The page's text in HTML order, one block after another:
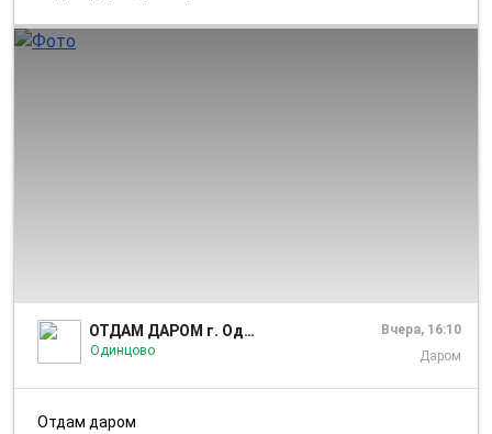
ОТДАМ ДАРОМ г. Одинцово
Одинцово
Вчера, 16:10
Даром
Отдам даром